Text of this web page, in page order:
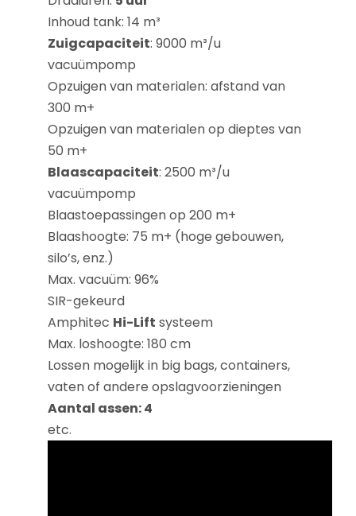
Inhoud tank: 14 m³
Zuigcapaciteit: 9000 m³/u
vacuümpomp
Opzuigen van materialen: afstand van
300 m+
Opzuigen van materialen op dieptes van
50 m+
Blaascapaciteit: 2500 m³/u
vacuümpomp
Blaastoepassingen op 200 m+
Blaashoogte: 75 m+ (hoge gebouwen,
silo’s, enz.)
Max. vacuüm: 96%
SIR-gekeurd
Amphitec Hi-Lift systeem
Max. loshoogte: 180 cm
Lossen mogelijk in big bags, containers,
vaten of andere opslagvoorzieningen
Aantal assen: 4
etc.